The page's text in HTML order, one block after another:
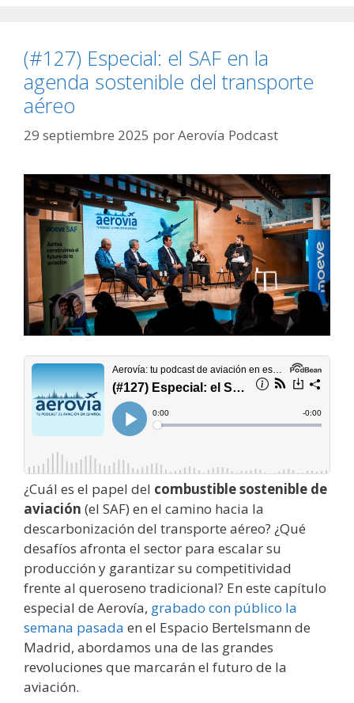
(#127) Especial: el SAF en la
agenda sostenible del transporte
aéreo
29 septiembre 2025 porAerovía Podcast
¿Cuál es el papel del combustible sostenible de
aviación (el SAF) en el camino hacia la
descarbonización del transporte aéreo? ¿Qué
desafíos afronta el sector para escalar su
producción y garantizar su competitividad
frente al queroseno tradicional? En este capítulo
especial de Aerovía, grabado con público la
semana pasada en el Espacio Bertelsmann de
Madrid, abordamos una de las grandes
revoluciones que marcarán el futuro de la
aviación.